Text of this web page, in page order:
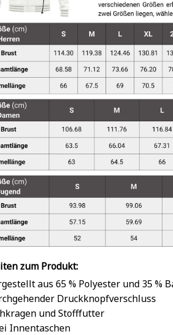
zum Produkt:
aus 65 % Polyester und 35 %
Druckknopfverschluss
und Stofffutter
Innentaschen